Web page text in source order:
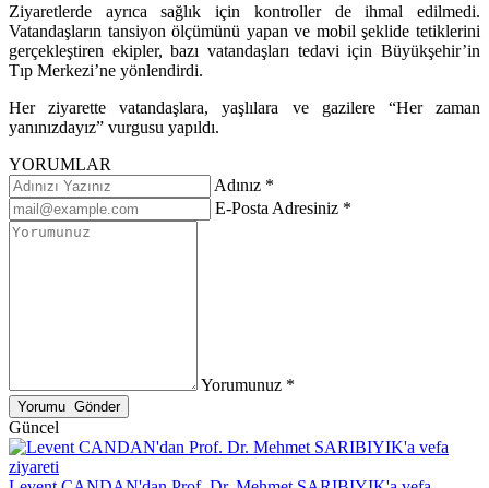
Ziyaretlerde ayrıca sağlık için kontroller de ihmal edilmedi.
Vatandaşların tansiyon ölçümünü yapan ve mobil şeklide tetiklerini
gerçekleştiren ekipler, bazı vatandaşları tedavi için Büyükşehir’in
Tıp Merkezi’ne yönlendirdi.
Her ziyarette vatandaşlara, yaşlılara ve gazilere “Her zaman
yanınızdayız” vurgusu yapıldı.
YORUMLAR
Adınız *
E-Posta Adresiniz *
Yorumunuz *
Güncel